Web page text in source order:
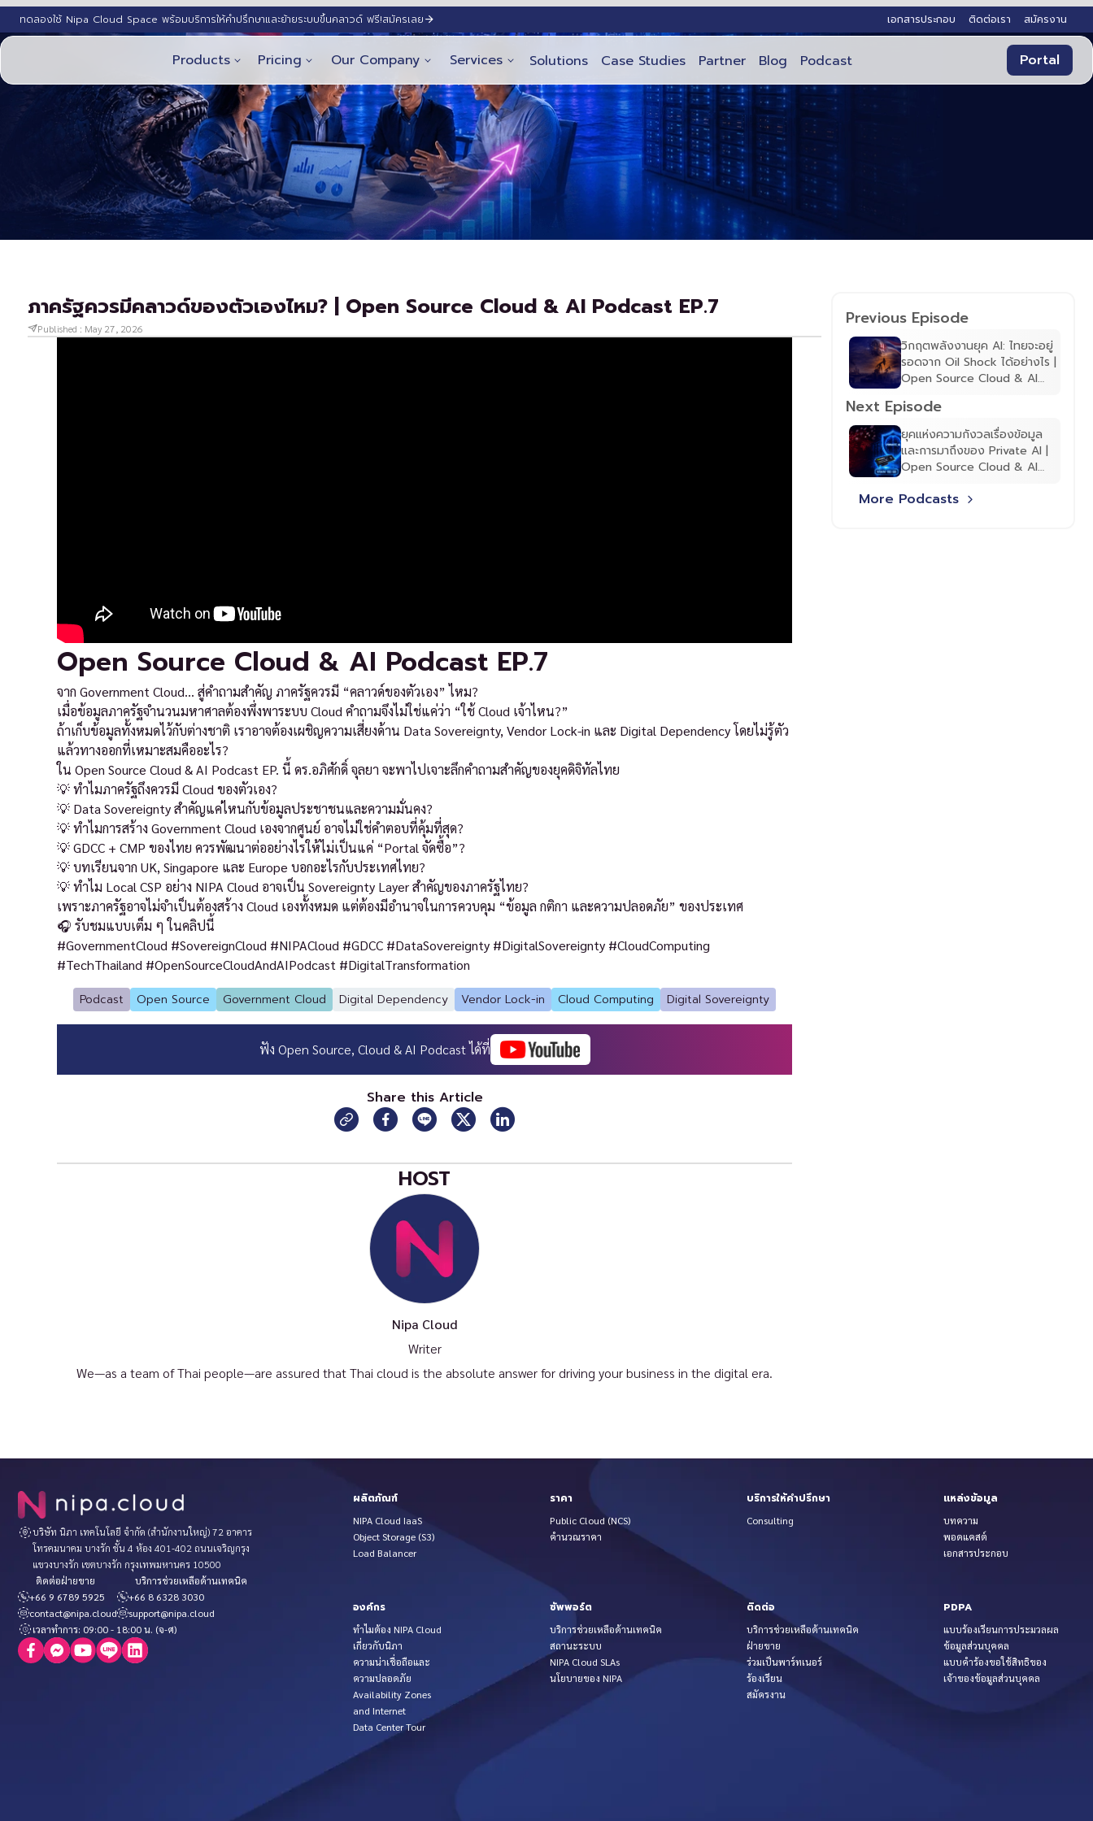
ทดลองใช้ Nipa Cloud Space พร้อมบริการให้คำปรึกษาและย้ายระบบขึ้นคลาวด์ ฟรี!สมัครเลย เอกสารประกอบ ติดต่อเรา สมัครงาน
Products Pricing Our Company Services Solutions Case Studies Partner Blog Podcast Portal
ภาครัฐควรมีคลาวด์ของตัวเองไหม? | Open Source Cloud & AI Podcast EP.7
Published : May 27, 2026
Open Source Cloud & AI Podcast EP.7
จาก Government Cloud… สู่คำถามสำคัญ ภาครัฐควรมี “คลาวด์ของตัวเอง” ไหม?
เมื่อข้อมูลภาครัฐจำนวนมหาศาลต้องพึ่งพาระบบ Cloud คำถามจึงไม่ใช่แค่ว่า “ใช้ Cloud เจ้าไหน?”
ถ้าเก็บข้อมูลทั้งหมดไว้กับต่างชาติ เราอาจต้องเผชิญความเสี่ยงด้าน Data Sovereignty, Vendor Lock-in และ Digital Dependency โดยไม่รู้ตัว
แล้วทางออกที่เหมาะสมคืออะไร?
ใน Open Source Cloud & AI Podcast EP. นี้ ดร.อภิศักดิ์ จุลยา จะพาไปเจาะลึกคำถามสำคัญของยุคดิจิทัลไทย
💡 ทำไมภาครัฐถึงควรมี Cloud ของตัวเอง?
💡 Data Sovereignty สำคัญแค่ไหนกับข้อมูลประชาชนและความมั่นคง?
💡 ทำไมการสร้าง Government Cloud เองจากศูนย์ อาจไม่ใช่คำตอบที่คุ้มที่สุด?
💡 GDCC + CMP ของไทย ควรพัฒนาต่ออย่างไรให้ไม่เป็นแค่ “Portal จัดซื้อ”?
💡 บทเรียนจาก UK, Singapore และ Europe บอกอะไรกับประเทศไทย?
💡 ทำไม Local CSP อย่าง NIPA Cloud อาจเป็น Sovereignty Layer สำคัญของภาครัฐไทย?
เพราะภาครัฐอาจไม่จำเป็นต้องสร้าง Cloud เองทั้งหมด แต่ต้องมีอำนาจในการควบคุม “ข้อมูล กติกา และความปลอดภัย” ของประเทศ
🎧 รับชมแบบเต็ม ๆ ในคลิปนี้
#GovernmentCloud #SovereignCloud #NIPACloud #GDCC #DataSovereignty #DigitalSovereignty #CloudComputing
#TechThailand #OpenSourceCloudAndAIPodcast #DigitalTransformation
Podcast Open Source Government Cloud Digital Dependency Vendor Lock-in Cloud Computing Digital Sovereignty
ฟัง Open Source, Cloud & AI Podcast ได้ที่
Share this Article
HOST
Nipa Cloud
Writer
We—as a team of Thai people—are assured that Thai cloud is the absolute answer for driving your business in the digital era.
Previous Episode
วิกฤตพลังงานยุค AI: ไทยจะอยู่
รอดจาก Oil Shock ได้อย่างไร |
Open Source Cloud & AI
Next Episode
ยุคแห่งความกังวลเรื่องข้อมูล
และการมาถึงของ Private AI |
Open Source Cloud & AI
More Podcasts
บริษัท นิภา เทคโนโลยี จำกัด (สำนักงานใหญ่) 72 อาคาร
โทรคมนาคม บางรัก ชั้น 4 ห้อง 401-402 ถนนเจริญกรุง
แขวงบางรัก เขตบางรัก กรุงเทพมหานคร 10500
ติดต่อฝ่ายขาย
+66 9 6789 5925
contact@nipa.cloud
บริการช่วยเหลือด้านเทคนิค
+66 8 6328 3030
support@nipa.cloud
เวลาทำการ: 09:00 - 18:00 น. (จ-ศ)
ผลิตภัณฑ์
NIPA Cloud IaaS
Object Storage (S3)
Load Balancer
ราคา
Public Cloud (NCS)
คำนวณราคา
บริการให้คำปรึกษา
Consulting
แหล่งข้อมูล
บทความ
พอดแคสต์
เอกสารประกอบ
องค์กร
ทำไมต้อง NIPA Cloud
เกี่ยวกับนิภา
ความน่าเชื่อถือและ
ความปลอดภัย
Availability Zones
and Internet
Data Center Tour
ซัพพอร์ต
บริการช่วยเหลือด้านเทคนิค
สถานะระบบ
NIPA Cloud SLAs
นโยบายของ NIPA
ติดต่อ
บริการช่วยเหลือด้านเทคนิค
ฝ่ายขาย
ร่วมเป็นพาร์ทเนอร์
ร้องเรียน
สมัครงาน
PDPA
แบบร้องเรียนการประมวลผล
ข้อมูลส่วนบุคคล
แบบคำร้องขอใช้สิทธิของ
เจ้าของข้อมูลส่วนบุคคล